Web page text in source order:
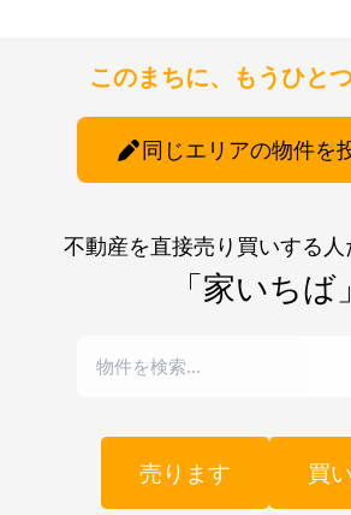
このまちに、もうひと
同じエリアの物件を
不動産を直接売り買いする
「家いちば」
売ります 買